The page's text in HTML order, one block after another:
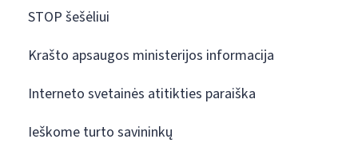
STOP šešėliui
Krašto apsaugos ministerijos informacija
Interneto svetainės atitikties paraiška
Ieškome turto savininkų